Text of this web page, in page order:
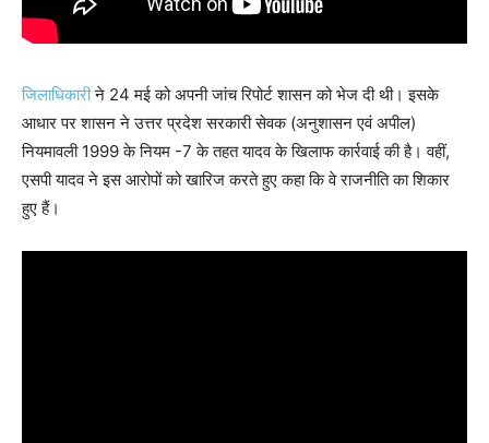
जिलाधिकारीने 24 मई को अपनी जांच रिपोर्ट शासन को भेज दी थी। इसके
आधार पर शासन ने उत्तर प्रदेश सरकारी सेवक (अनुशासन एवं अपील)
नियमावली 1999 के नियम -7 के तहत यादव के खिलाफ कार्रवाई की है। वहीं,
एसपी यादव ने इस आरोपों को खारिज करते हुए कहा कि वे राजनीति का शिकार
हुए हैं।